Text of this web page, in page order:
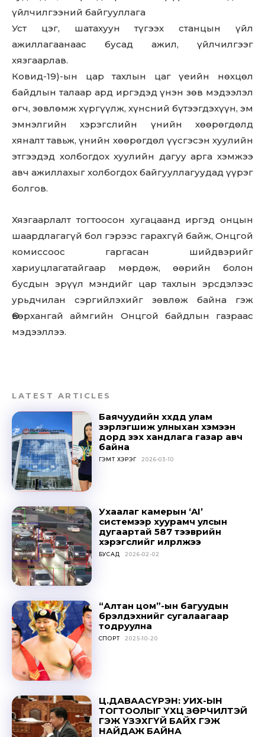
Don't miss
out!
Sing up for our newsletter
to stay in the loop.
SUBSCRIBE
үйлчилгээний байгууллага
Уст цэг, шатахуун түгээх станцын үйл
ажиллагаанаас бусад ажил, үйлчилгээг
хязгаарлав.
Ковид-19)-ын цар тахлын цаг үеийн нөхцөл
байдлын талаар ард иргэдэд үнэн зөв мэдээлэл
өгч, зөвлөмж хүргүүлж, хүнсний бүтээгдэхүүн, эм
эмнэлгийн хэрэгслийн үнийн хөөрөгдөлд
хяналт тавьж, үнийн хөөрөгдөл үүсгэсэн хуулийн
этгээдэд холбогдох хуулийн дагуу арга хэмжээ
авч ажиллахыг холбогдох байгууллагуудад үүрэг
болгов.
Хязгаарлалт тогтоосон хугацаанд иргэд онцын
шаардлагагүй бол гэрээс гарахгүй байж, Онцгой
комиссоос гаргасан шийдвэрийг
хариуцлагатайгаар мөрдөж, өөрийн болон
бусдын эрүүл мэндийг цар тахлын эрсдэлээс
урьдчилан сэргийлэхийг зөвлөж байна гэж
Өвөрхангай аймгийн Онцгой байдлын газраас
мэдээллээ.
LATEST ARTICLES
Баячуудийн хүүхдүүд улам
зэрлэгшиж улныхан хэмээн
дорд үзэх хандлага газар авч
байна
ГЭМТ ХЭРЭГ 2026-03-10
Ухаалаг камерын ‘AI’
системээр хуурамч улсын
дугаартай 587 тээврийн
хэрэгслийг илрүүлжээ
БУСАД 2026-02-02
“Алтан цом”-ын багуудын
бүрэлдэхүүнийг сугалаагаар
тодруулна
СПОРТ 2025-10-20
Ц.ДАВААСҮРЭН: УИХ-ЫН
ТОГТООЛЫГ ҮХЦ ЗӨРЧИЛТЭЙ
ГЭЖ ҮЗЭХГҮЙ БАЙХ ГЭЖ
НАЙДАЖ БАЙНА